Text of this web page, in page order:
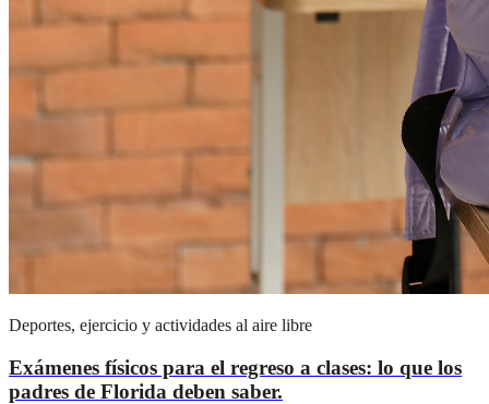
Deportes, ejercicio y actividades al aire libre
Exámenes físicos para el regreso a clases: lo que los
padres de Florida deben saber.